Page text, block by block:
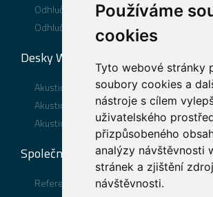
Používáme
cookies
Tyto webové stránky
soubory cookies a
nástroje s cílem
uživatelského
přizpůsobeného
analýzy návštěvnosti
stránek a zjištění
návštěvnosti.
Odhlučnění stěny
Odhlučnění stropu
Desky WOLF®
Akustické desky WOLF PhoneStar® TRI
Akustické desky WOLF PhoneStar® ST TRI
Akustické desky WOLF PhoneStar® TWIN
Společnost
Reference